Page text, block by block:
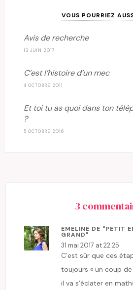
VOUS POURRIEZ
Avis de recherche
13 JUIN 2017
C’est l’histoire d’un mec
4 OCTOBRE 2011
Et toi tu as quoi dans ton
?
5 OCTOBRE 2016
3
EMELINE DE "PETIT
GRAND"
31 mai 2017 at 22:25
C’est sûr que ces
toujours « un coup de
il va s’éclater en